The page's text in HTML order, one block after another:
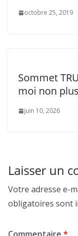
octobre 25, 2019
Sommet
moi non plus
juin 10, 2026
Laisser un
Votre adresse e-
obligatoires sont